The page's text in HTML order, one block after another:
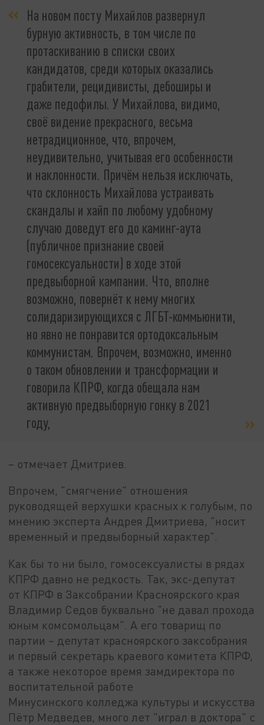
На новом посту Михайлов развернул
бурную активность, в том числе по
протаскиванию в списки своих
кандидатов, среди которых оказались
грабители, рецидивисты, дебоширы и
даже педофилы. У Михайлова, видимо,
своё видение прекрасного, весьма
нетрадиционное, что, впрочем,
неудивительно, учитывая его особенности
и наклонности. Причём нельзя исключать,
что склонность Михайлова устраивать
скандалы и хайп по любому удобному
случаю доведут его до каминг-аута
(публичное признание своей
гомосексуальности) в ходе этой
предвыборной кампании. Что, вполне
возможно, повернёт к нему многих
солидаризирующихся с ЛГБТ-коммьюнити,
но явно не понравится ортодоксальным
коммунистам. Впрочем, возможно, именно
о таком обновлении и трансформации и
говорила КПРФ, когда обещала нам
активную предвыборную гонку в 2021
году,
– отмечает Дмитриев.
Впрочем, "смягчение" отношения
руководящей верхушки красных к голубым, по
мнению эксперта Андрея Дмитриева, "носит
временный и предвыборный характер".
Как бы то ни было, гомосексуалисты в рядах
КПРФ давно не редкость. Так, экс-депутат
от КПРФ в Заксобрании Красноярского края
Владимир Седов буквально "не давал прохода
юным комсомольцам". А его товарищ по
партии – депутат красноярского заксобрания
и первый секретарь краевого комитета КПРФ,
а также некоторое время замдиректора по
воспитательной работе
Минусинского колледжа культуры и искусства
Пётр Медведев, много лет "играл в доктора" с